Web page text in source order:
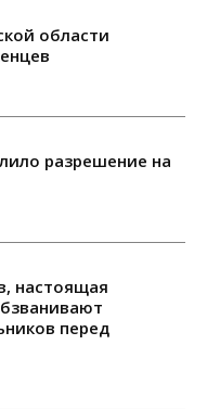
области
разрешение на
настоящая
перед